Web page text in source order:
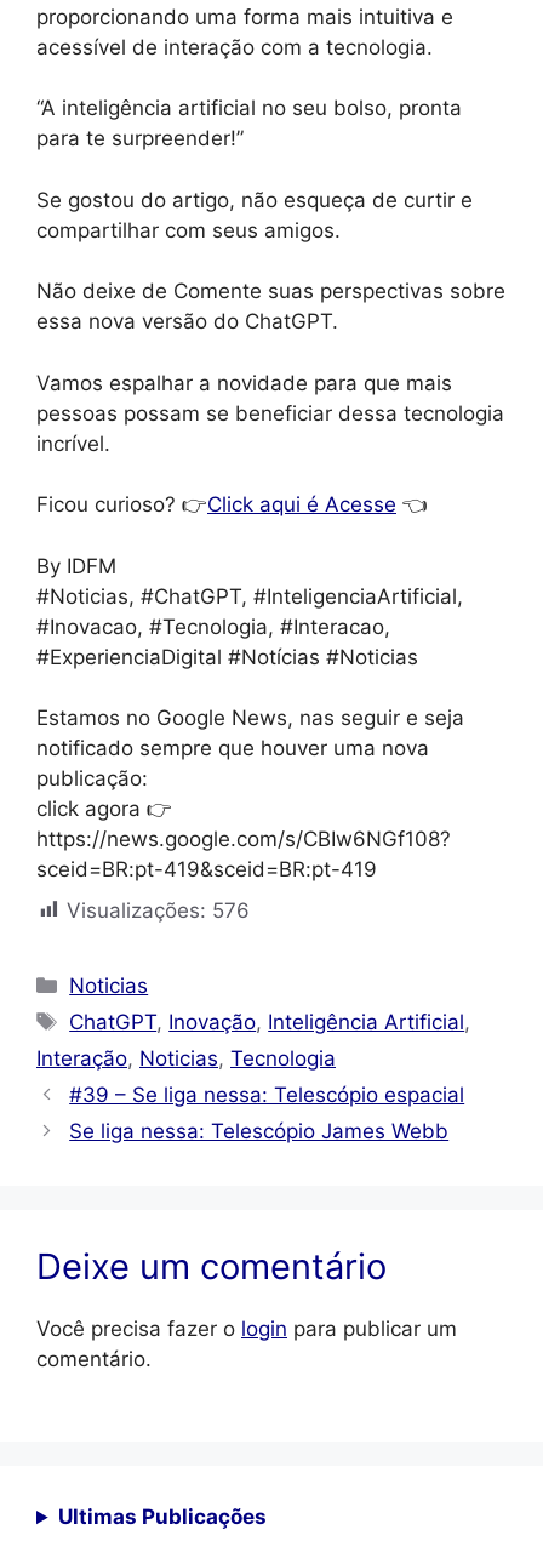
proporcionando uma forma mais intuitiva e
acessível de interação com a tecnologia.
“A inteligência artificial no seu bolso, pronta
para te surpreender!”
Se gostou do artigo, não esqueça de curtir e
compartilhar com seus amigos.
Não deixe de Comente suas perspectivas sobre
essa nova versão do ChatGPT.
Vamos espalhar a novidade para que mais
pessoas possam se beneficiar dessa tecnologia
incrível.
Ficou curioso? 👉Click aqui é Acesse 👈
By IDFM
#Noticias, #ChatGPT, #InteligenciaArtificial,
#Inovacao, #Tecnologia, #Interacao,
#ExperienciaDigital #Notícias #Noticias
Estamos no Google News, nas seguir e seja
notificado sempre que houver uma nova
publicação:
click agora 👉
https://news.google.com/s/CBIw6NGf108?
sceid=BR:pt-419&sceid=BR:pt-419
Visualizações: 576
Categorias
Noticias
Tags
ChatGPT, Inovação, Inteligência Artificial,
Interação, Noticias, Tecnologia
#39 – Se liga nessa: Telescópio espacial
Se liga nessa: Telescópio James Webb
Deixe um comentário
Você precisa fazer o login para publicar um
comentário.
Ultimas Publicações